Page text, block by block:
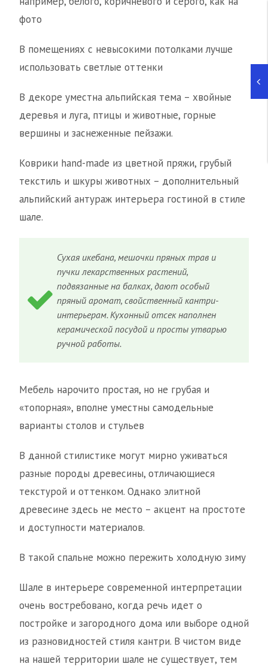
фото
В помещениях с невысокими потолками лучше
использовать светлые оттенки
В декоре уместна альпийская тема – хвойные
деревья и луга, птицы и животные, горные
вершины и заснеженные пейзажи.
Коврики hand-made из цветной пряжи, грубый
текстиль и шкуры животных – дополнительный
альпийский антураж интерьера гостиной в стиле
шале.
Сухая икебана, мешочки пряных трав и
пучки лекарственных растений,
подвязанные на балках, дают особый
пряный аромат, свойственный кантри-
интерьерам. Кухонный отсек наполнен
керамической посудой и просты утварью
ручной работы.
Мебель нарочито простая, но не грубая и
«топорная», вполне уместны самодельные
варианты столов и стульев
В данной стилистике могут мирно уживаться
разные породы древесины, отличающиеся
текстурой и оттенком. Однако элитной
древесине здесь не место – акцент на простоте
и доступности материалов.
В такой спальне можно пережить холодную зиму
Шале в интерьере современной интерпретации
очень востребовано, когда речь идет о
постройке и загородного дома или выборе одной
из разновидностей стиля кантри. В чистом виде
на нашей территории шале не существует, тем